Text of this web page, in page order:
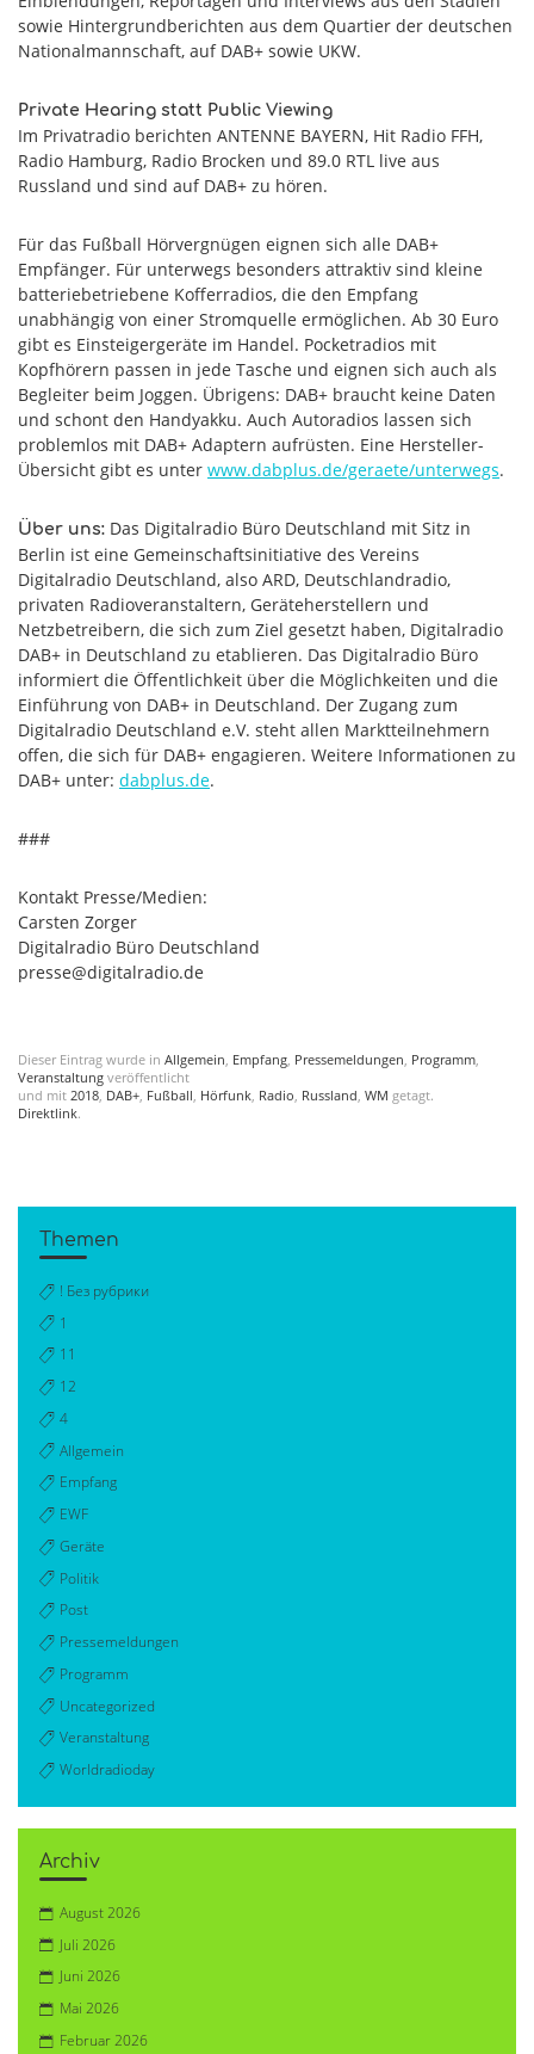
sowie Hintergrundberichten aus dem Quartier der deutschen
Nationalmannschaft, auf DAB+ sowie UKW.
Private Hearing statt Public Viewing
Im Privatradio berichten ANTENNE BAYERN, Hit Radio FFH,
Radio Hamburg, Radio Brocken und 89.0 RTL live aus
Russland und sind auf DAB+ zu hören.
Für das Fußball Hörvergnügen eignen sich alle DAB+
Empfänger. Für unterwegs besonders attraktiv sind kleine
batteriebetriebene Kofferradios, die den Empfang
unabhängig von einer Stromquelle ermöglichen. Ab 30 Euro
gibt es Einsteigergeräte im Handel. Pocketradios mit
Kopfhörern passen in jede Tasche und eignen sich auch als
Begleiter beim Joggen. Übrigens: DAB+ braucht keine Daten
und schont den Handyakku. Auch Autoradios lassen sich
problemlos mit DAB+ Adaptern aufrüsten. Eine Hersteller-
Übersicht gibt es unter www.dabplus.de/geraete/unterwegs.
Über uns: Das Digitalradio Büro Deutschland mit Sitz in
Berlin ist eine Gemeinschaftsinitiative des Vereins
Digitalradio Deutschland, also ARD, Deutschlandradio,
privaten Radioveranstaltern, Geräteherstellern und
Netzbetreibern, die sich zum Ziel gesetzt haben, Digitalradio
DAB+ in Deutschland zu etablieren. Das Digitalradio Büro
informiert die Öffentlichkeit über die Möglichkeiten und die
Einführung von DAB+ in Deutschland. Der Zugang zum
Digitalradio Deutschland e.V. steht allen Marktteilnehmern
offen, die sich für DAB+ engagieren. Weitere Informationen zu
DAB+ unter: dabplus.de.
###
Kontakt Presse/Medien:
Carsten Zorger
Digitalradio Büro Deutschland
presse@digitalradio.de
Dieser Eintrag wurde in Allgemein Empfang Pressemeldungen Programm
Veranstaltung veröffentlicht
und mit 2018 DAB+ Fußball Hörfunk Radio Russland WM getagt.
Direktlink.
Themen
! Без рубрики
1
11
12
4
Allgemein
Empfang
EWF
Geräte
Politik
Post
Pressemeldungen
Programm
Uncategorized
Veranstaltung
Worldradioday
Archiv
August 2026
Juli 2026
Juni 2026
Mai 2026
Februar 2026